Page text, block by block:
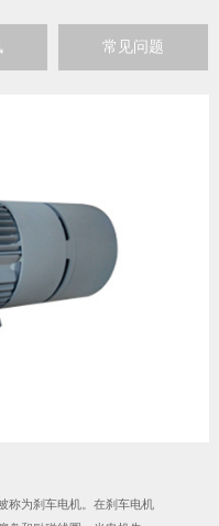
常见问题
称为刹车电机。在刹车电机